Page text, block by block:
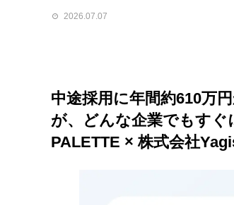
2026.07.07
中途採用に年間約610万
が、どんな企業でもすぐ
PALETTE × 株式会社